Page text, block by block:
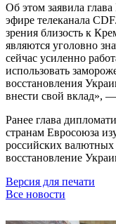
Об этом заявила
эфире телеканала
зрения близость к
являются уголовно
сейчас усиленно
использовать
восстановления
внести свой вклад»,
Ранее глава
странам Евросоюза
российских валютных
восстановление
Версия для печати
Все новости